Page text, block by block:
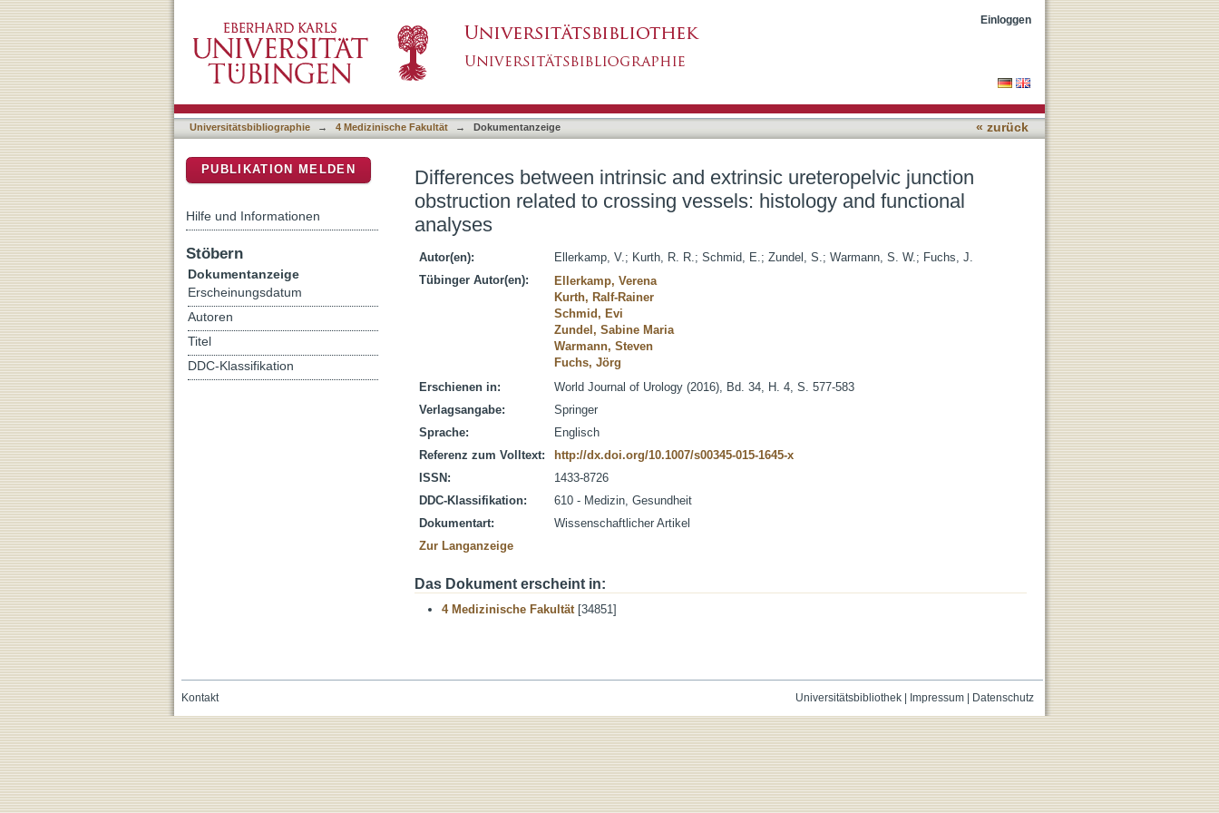
Differences between intrinsic and extrinsic ureteropelvic junction obstruction related to crossing
vessels: histology and functional analyses
Einloggen
Universitätsbibliographie → 4 Medizinische Fakultät → Dokumentanzeige « zurück
Differences between intrinsic and extrinsic ureteropelvic junction
obstruction related to crossing vessels: histology and functional
analyses
Autor(en): Ellerkamp, V.; Kurth, R. R.; Schmid, E.; Zundel, S.; Warmann, S. W.; Fuchs, J.
Tübinger Autor(en):
Ellerkamp, Verena
Kurth, Ralf-Rainer
Schmid, Evi
Zundel, Sabine Maria
Warmann, Steven
Fuchs, Jörg
Erschienen in:
World Journal of Urology (2016), Bd. 34, H. 4, S. 577-583
Verlagsangabe:
Springer
Sprache:
Englisch
Referenz zum Volltext:
http://dx.doi.org/10.1007/s00345-015-1645-x
ISSN:
1433-8726
DDC-Klassifikation:
610 - Medizin, Gesundheit
Dokumentart:
Wissenschaftlicher Artikel
Zur Langanzeige
Das Dokument erscheint in:
4 Medizinische Fakultät[34851]
PUBLIKATION MELDEN
Hilfe und Informationen
Stöbern
Dokumentanzeige
Erscheinungsdatum
Autoren
Titel
DDC-Klassifikation
Universitätsbibliothek| Impressum| Datenschutz
Kontakt